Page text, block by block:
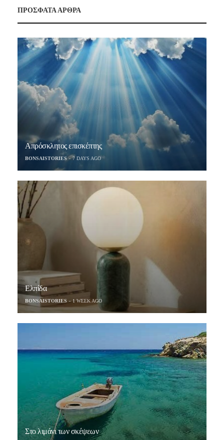
ΠΡΟΣΦΑΤΑ ΑΡΘΡΑ
Απρόσκλητος επισκέπτης
BONSAISTORIES 7 DAYS AGO
Ελπίδα
BONSAISTORIES 1 WEEK AGO
Στο λιμάνι των σκέψεων